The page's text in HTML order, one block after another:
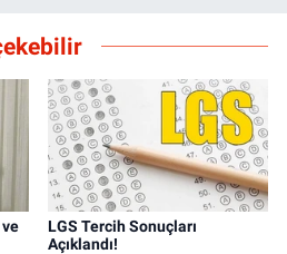
LGS Tercih Sonuçları
Açıklandı!